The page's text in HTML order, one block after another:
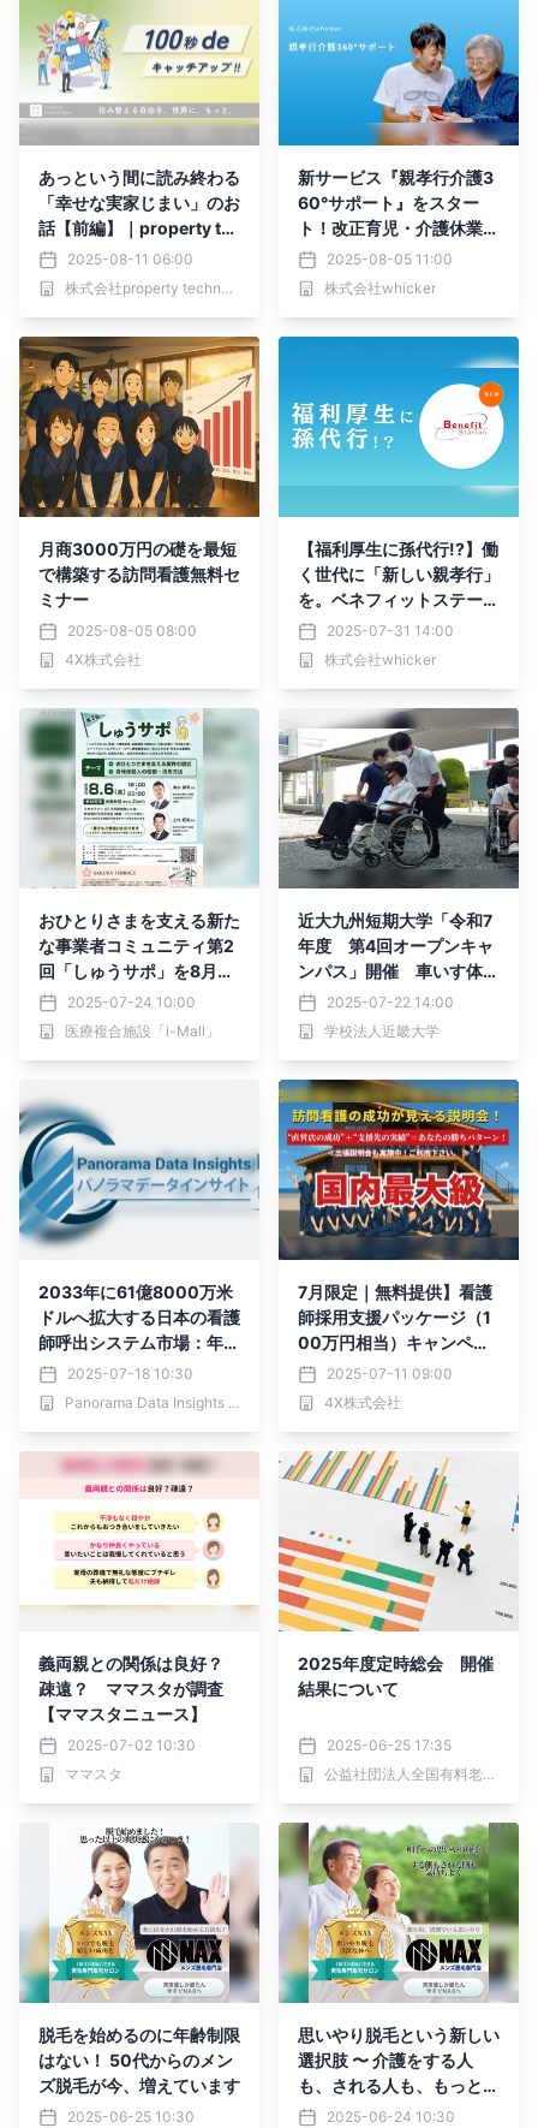
あっという間に読み終わる
「幸せな実家じまい」のお
話【前編】｜property tec
hnologies
2025-08-11 06:00
株式会社property technologies
新サービス『親孝行介護3
60°サポート』をスター
ト！改正育児・介護休業法
の義務化に対応した法人向
けサービスによって、ビジ
ネスマンの親の介護不安解
2025-08-05 11:00
株式会社whicker
月商3000万円の礎を最短
で構築する訪問看護無料セ
ミナー
2025-08-05 08:00
4X株式会社
【福利厚生に孫代行!?】働
く世代に「新しい親孝行」
を。ベネフィットステーシ
ョン | Benefit Stationに、
日本初のマッチングサービ
ス『まごとも』が掲載(提
2025-07-31 14:00
株式会社whicker
おひとりさまを支える新た
な事業者コミュニティ第2
回「しゅうサポ」を8月6
日に開催2025-07-24 10:00
医療複合施設「i-Mall」
近大九州短期大学「令和7
年度 第4回オープンキャ
ンパス」開催 車いす体験
やカウンセリング技法体験
などの模擬授業を実施
2025-07-22 14:00
学校法人近畿大学
2033年に61億8000万米
ドルへ拡大する日本の看護
師呼出システム市場：年平
均成長率12.15％で進化す
る病院・介護施設向け無線
通信技術と統合型アラーム
2025-07-18 10:30
Panorama Data Insights Ltd.
7月限定｜無料提供】看護
師採用支援パッケージ（1
00万円相当）キャンペー
ン
2025-07-11 09:00
4X株式会社
義両親との関係は良好？
疎遠？ ママスタが調査
【ママスタニュース】
2025-07-02 10:30
ママスタ
2025年度定時総会 開催
結果について
2025-06-25 17:35
公益社団法人全国有料老人ホーム協会
脱毛を始めるのに年齢制限
はない！ 50代からのメン
ズ脱毛が今、増えています
2025-06-25 10:30
思いやり脱毛という新しい
選択肢 〜 介護をする人
も、される人も、もっと快
適に 〜2025-06-24 10:30